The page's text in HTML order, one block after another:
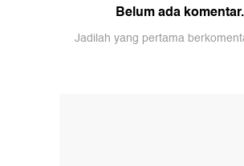
Belum ada komentar.
Jadilah yang pertama